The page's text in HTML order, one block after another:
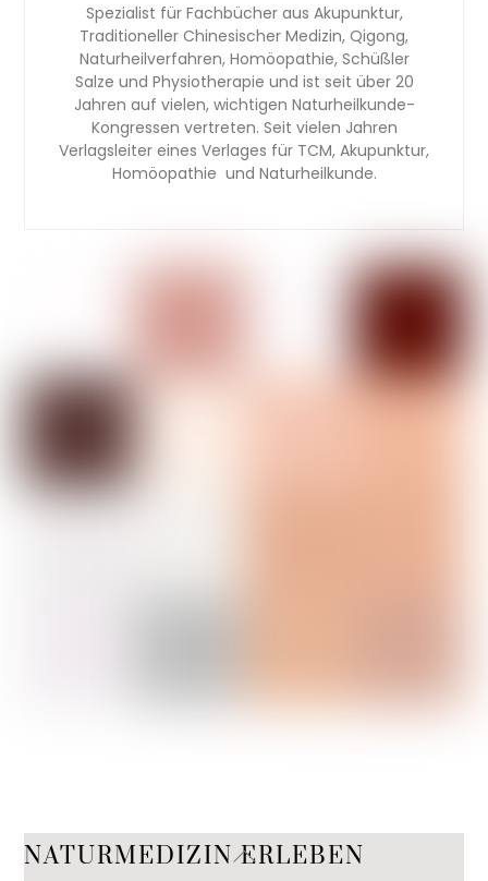
Spezialist für Fachbücher aus Akupunktur,
Traditioneller Chinesischer Medizin, Qigong,
Naturheilverfahren, Homöopathie, Schüßler
Salze und Physiotherapie und ist seit über 20
Jahren auf vielen, wichtigen Naturheilkunde-
Kongressen vertreten. Seit vielen Jahren
Verlagsleiter eines Verlages für TCM, Akupunktur,
Homöopathie und Naturheilkunde.
Back
NATURMEDIZIN ERLEBEN